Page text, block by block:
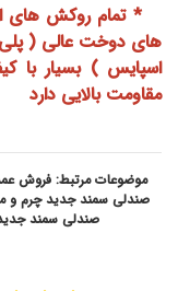
های دوخت عالی ( پلی
اسپایس ) بسیار با
مقاومت بالایی دارد
موضوعات مرتبط: فروش
صندلی سمند جدید چرم و
صندلی سمند جدید